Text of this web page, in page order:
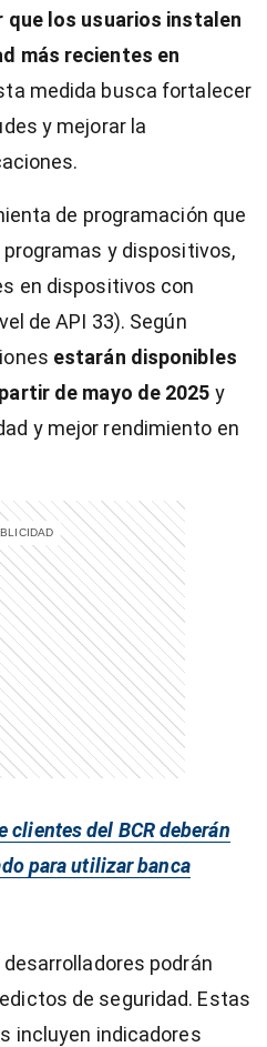
que los usuarios instalen
más recientes en
medida busca fortalecer
y mejorar la
de programación que
y dispositivos,
en dispositivos con
de API 33). Según
estarán disponibles
de mayo de 2025 y
y mejor rendimiento en
clientes del BCR deberán
para utilizar banca
podrán
de seguridad. Estas
incluyen indicadores